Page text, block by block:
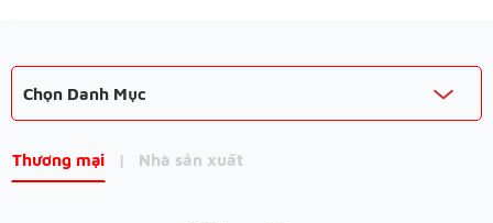
Chọn Danh Mục
Thương mại | Nhà sản xuất